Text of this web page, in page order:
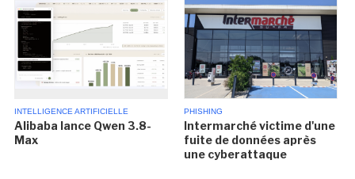
INTELLIGENCE ARTIFICIELLE
Alibaba lance Qwen 3.8-
Max
PHISHING
Intermarché victime d'une
fuite de données après
une cyberattaque